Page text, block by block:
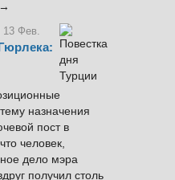
| 13 Фев.
назначения
пост в
человек,
дело мэра
получил столь